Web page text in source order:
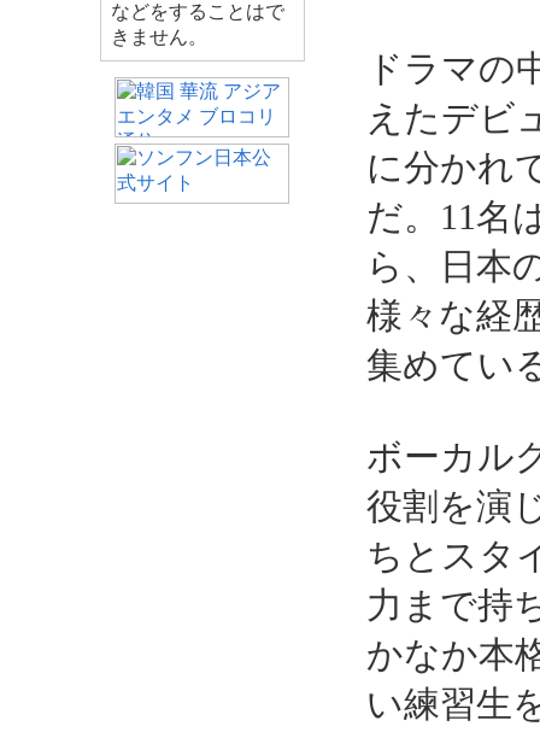
などをすることはで
きません。
ドラマの
えたデビ
に分かれ
だ。11名
ら、日本
様々な経
集めてい
ボーカル
役割を演
ちとスタ
力まで持
かなか本
い練習生